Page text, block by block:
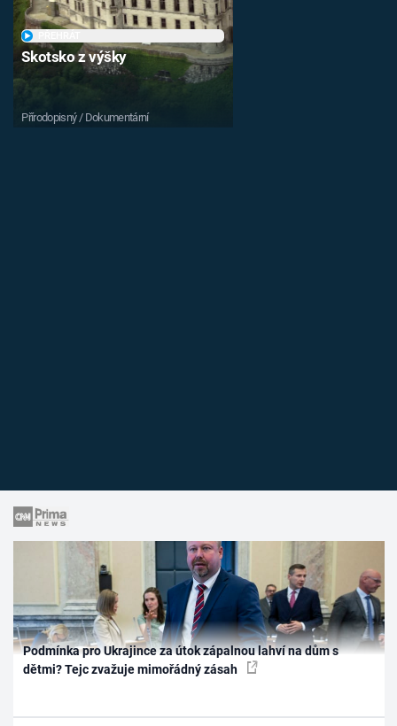
Skotsko z výšky
Přírodopisný / Dokumentární
Podmínka pro Ukrajince za útok zápalnou lahví na dům s
dětmi? Tejc zvažuje mimořádný zásah